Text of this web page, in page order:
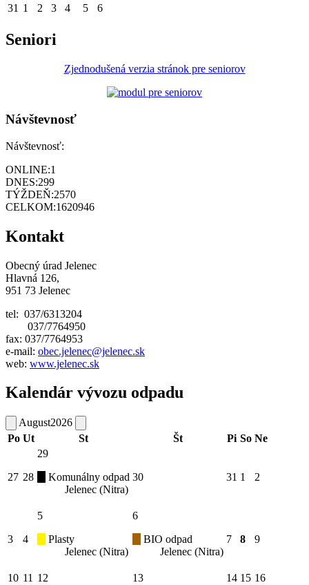
31 1 2 3 4 5 6
Seniori
Zjednodušená verzia stránok pre seniorov
Návštevnosť
Návštevnosť:
ONLINE:1
DNES:299
TÝŽDEŇ:2570
CELKOM:1620946
Kontakt
Obecný úrad Jelenec
Hlavná 126,
951 73 Jelenec
tel: 037/6313204
037/7764950
fax: 037/7764953
e-mail: obec.jelenec@jelenec.sk
web: www.jelenec.sk
Kalendár vývozu odpadu
August2026
Po Ut St Št Pi So Ne
27 28
29
Komunálny odpad
Jelenec (Nitra)
30 31 1 2
3 4
5
Plasty
Jelenec (Nitra)
6
BIO odpad
Jelenec (Nitra)
7 8 9
10 11 12 13 14 15 16